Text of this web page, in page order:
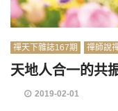
禪天下雜誌167期 禪師說
天地人合一的共
2019-02-01